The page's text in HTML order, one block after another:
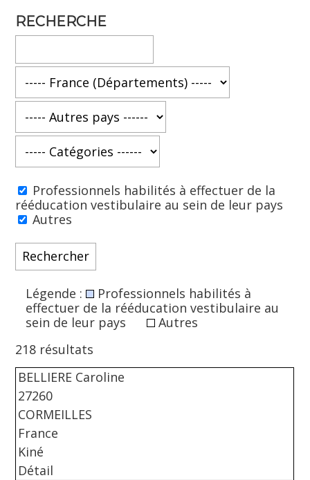
RECHERCHE
Professionnels habilités à effectuer de la
rééducation vestibulaire au sein de leur pays
Autres
Légende :
Professionnels habilités à
effectuer de la rééducation vestibulaire au
sein de leur pays
Autres
218 résultats
BELLIERE Caroline
27260
CORMEILLES
France
Kiné
Détail